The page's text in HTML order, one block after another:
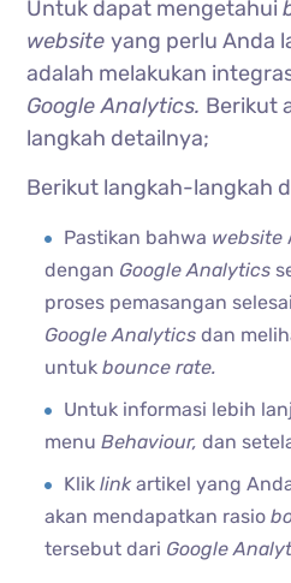
Untuk dapat mengetahui
websiteyang perlu Anda
adalah melakukan
Google Analytics. Berikut
langkah detailnya;
Berikut langkah-langkah
Pastikan bahwa website
dengan Google Analytics
proses pemasangan
Google Analyticsdan
untukbounce rate.
Untuk informasi lebih
menuBehaviour,dan
Kliklinkartikel yang
akan mendapatkan rasio
tersebut dari Google